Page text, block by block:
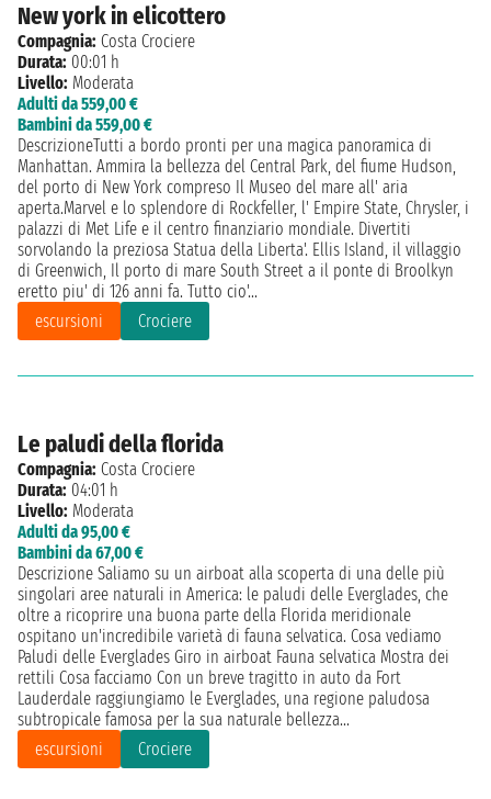
New york in elicottero
Compagnia: Costa Crociere
Durata: 00:01 h
Livello: Moderata
Adulti da 559,00 €
Bambini da 559,00 €
DescrizioneTutti a bordo pronti per una magica panoramica di
Manhattan. Ammira la bellezza del Central Park, del fiume Hudson,
del porto di New York compreso Il Museo del mare all' aria
aperta.Marvel e lo splendore di Rockfeller, l' Empire State, Chrysler, i
palazzi di Met Life e il centro finanziario mondiale. Divertiti
sorvolando la preziosa Statua della Liberta'. Ellis Island, il villaggio
di Greenwich, Il porto di mare South Street a il ponte di Broolkyn
eretto piu' di 126 anni fa. Tutto cio'...
escursioni
Crociere
Le paludi della florida
Compagnia: Costa Crociere
Durata: 04:01 h
Livello: Moderata
Adulti da 95,00 €
Bambini da 67,00 €
Descrizione Saliamo su un airboat alla scoperta di una delle più
singolari aree naturali in America: le paludi delle Everglades, che
oltre a ricoprire una buona parte della Florida meridionale
ospitano un'incredibile varietà di fauna selvatica. Cosa vediamo
Paludi delle Everglades Giro in airboat Fauna selvatica Mostra dei
rettili Cosa facciamo Con un breve tragitto in auto da Fort
Lauderdale raggiungiamo le Everglades, una regione paludosa
subtropicale famosa per la sua naturale bellezza...
escursioni
Crociere